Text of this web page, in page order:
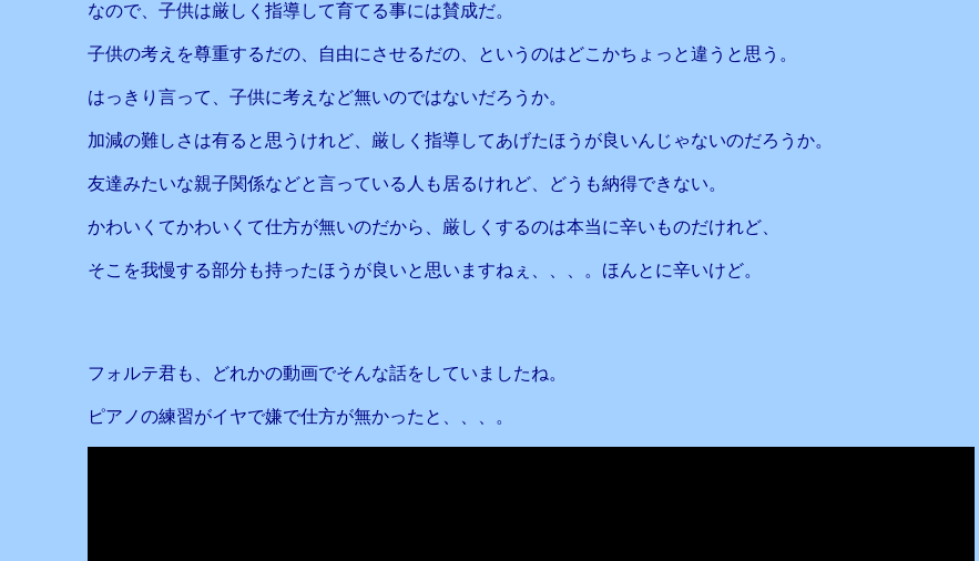
なので、子供は厳しく指導して育てる事には賛成だ。
子供の考えを尊重するだの、自由にさせるだの、というのはどこかちょっと違うと思う。
はっきり言って、子供に考えなど無いのではないだろうか。
加減の難しさは有ると思うけれど、厳しく指導してあげたほうが良いんじゃないのだろうか。
友達みたいな親子関係などと言っている人も居るけれど、どうも納得できない。
かわいくてかわいくて仕方が無いのだから、厳しくするのは本当に辛いものだけれど、
そこを我慢する部分も持ったほうが良いと思いますねぇ、、、。ほんとに辛いけど。
フォルテ君も、どれかの動画でそんな話をしていましたね。
ピアノの練習がイヤで嫌で仕方が無かったと、、、。